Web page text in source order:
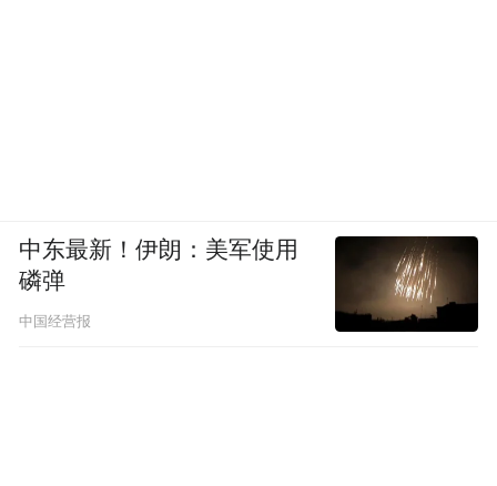
中东最新！伊朗：美军使用
磷弹
中国经营报